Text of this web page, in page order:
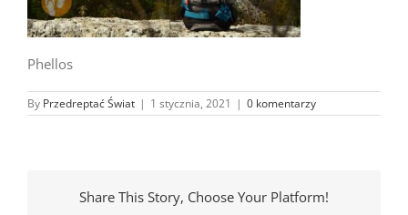
Phellos
By Przedreptać Świat | 1 stycznia, 2021 | 0 komentarzy
Share This Story, Choose Your Platform!